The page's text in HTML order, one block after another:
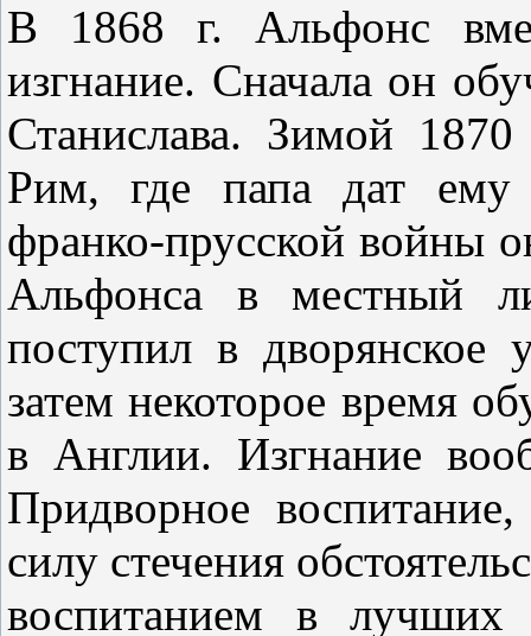
В 1868 г. Альфонс
изгнание. Сначала он
Станислава. Зимой
Рим, где папа дат ему
франко-прусской войны
Альфонса в местный
поступил в
затем некоторое время
в Англии. Изгнание
Придворное
силу стечения
воспитанием в лучших